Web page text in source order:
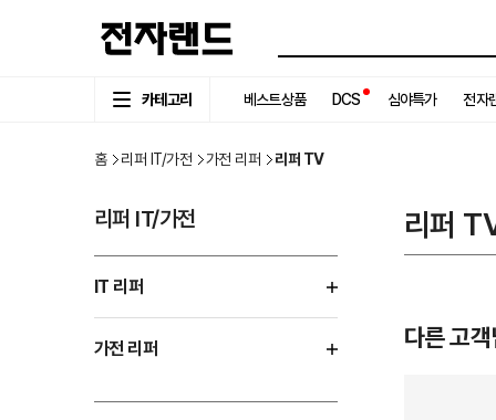
카테고리 베스트상품 DCS 심야특가 전자
홈 리퍼 IT/가전 가전 리퍼 리퍼 TV
리퍼 IT/가전
IT 리퍼
가전 리퍼
리퍼
다른 고